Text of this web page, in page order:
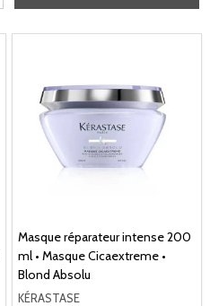
Masque réparateur intense 200
ml • Masque Cicaextreme •
Blond Absolu
KÉRASTASE